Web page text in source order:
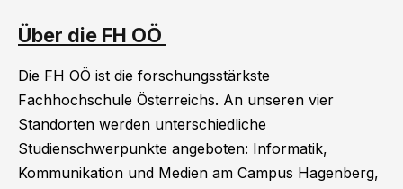
Über die FH OÖ
Die FH OÖ ist die forschungsstärkste
Fachhochschule Österreichs. An unseren vier
Standorten werden unterschiedliche
Studienschwerpunkte angeboten: Informatik,
Kommunikation und Medien am Campus Hagenberg,